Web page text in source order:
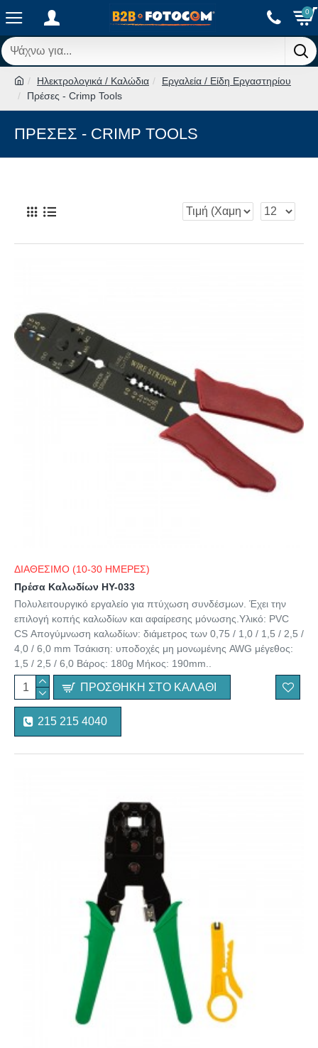
0
Ηλεκτρολογικά / Καλώδια
Εργαλεία / Είδη Εργαστηρίου
Πρέσες - Crimp Tools
ΠΡΈΣΕΣ - CRIMP TOOLS
ΔΙΑΘΕΣΙΜΟ (10-30 ΗΜΕΡΕΣ)
Πρέσα Καλωδίων HY-033
Πολυλειτουργικό εργαλείο για πτύχωση συνδέσμων. Έχει την
επιλογή κοπής καλωδίων και αφαίρεσης μόνωσης.Υλικό: PVC
CS Απογύμνωση καλωδίων: διάμετρος των 0,75 / 1,0 / 1,5 / 2,5 /
4,0 / 6,0 mm Τσάκιση: υποδοχές μη μονωμένης AWG μέγεθος:
1,5 / 2,5 / 6,0 Βάρος: 180g Μήκος: 190mm..
ΠΡΟΣΘΉΚΗ ΣΤΟ ΚΑΛΆΘΙ
215 215 4040